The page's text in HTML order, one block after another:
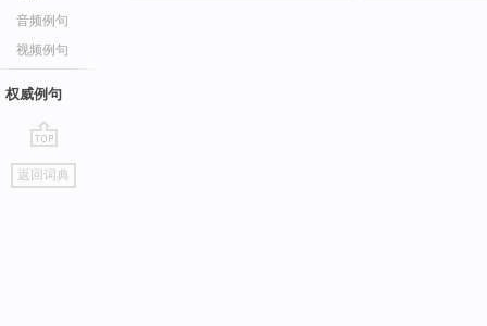
音频例句
视频例句
权威例句
go
top
返回词典